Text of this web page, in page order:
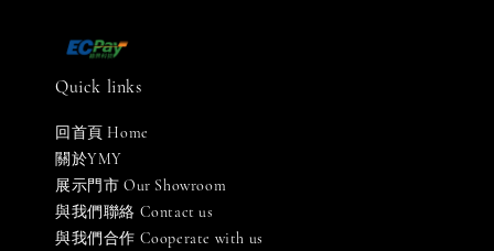
Quick links
回首頁 Home
關於YMY
展示門市 Our Showroom
與我們聯絡 Contact us
與我們合作 Cooperate with us